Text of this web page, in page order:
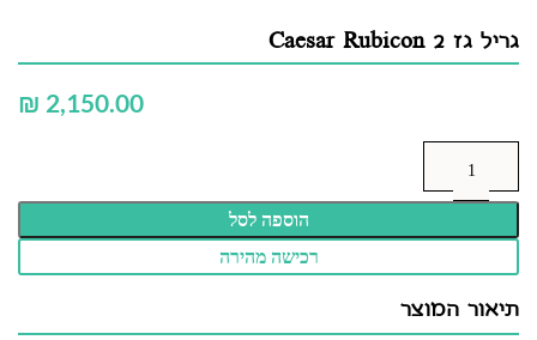
גריל גז Caesar Rubicon 2
₪
הוספה לסל
רכישה מהירה
תיאור המוצר